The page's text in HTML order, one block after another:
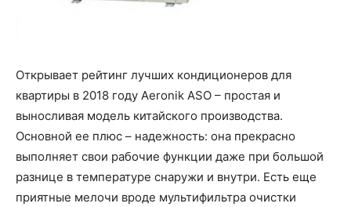
Открывает рейтинг лучших кондиционеров для
квартиры в 2018 году Aeronik ASO – простая и
выносливая модель китайского производства.
Основной ее плюс – надежность: она прекрасно
выполняет свои рабочие функции даже при большой
разнице в температуре снаружи и внутри. Есть еще
приятные мелочи вроде мультифильтра очистки